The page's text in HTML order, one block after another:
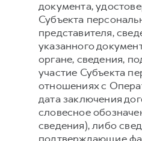
документа,
Субъекта
представителя,
указанного
органе, сведения,
участие Субъекта
отношениях с
дата заключения
словесное
сведения), либо